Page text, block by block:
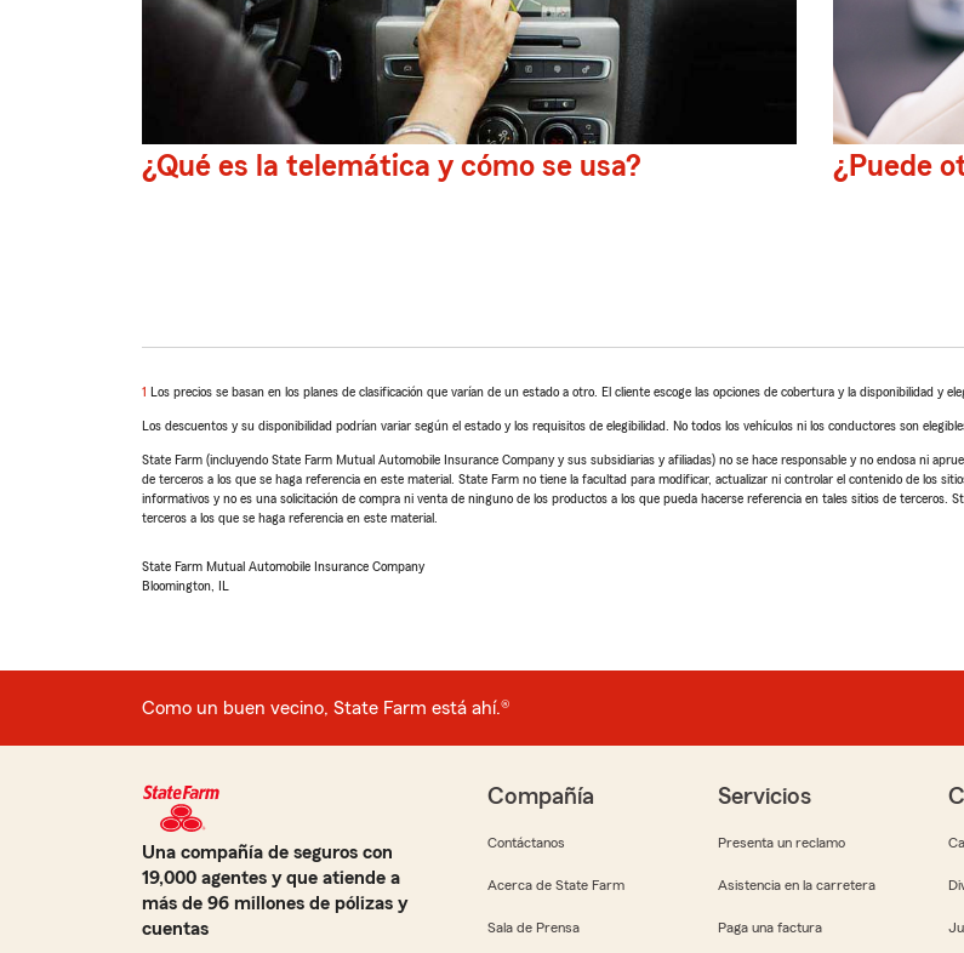
¿Qué es la telemática y cómo se usa? ¿Puede
1 Los precios se basan en los planes de clasificación que varían de un estado a otro. El cliente escoge las opciones de cobertura y la disponibilidad y
Los descuentos y su disponibilidad podrían variar según el estado y los requisitos de elegibilidad. No todos los vehículos ni los conductores son
State Farm (incluyendo State Farm Mutual Automobile Insurance Company y sus subsidiarias y afiliadas) no se hace responsable y no endosa ni
de terceros a los que se haga referencia en este material. State Farm no tiene la facultad para modificar, actualizar ni controlar el contenido de los
informativos y no es una solicitación de compra ni venta de ninguno de los productos a los que pueda hacerse referencia en tales sitios de terceros.
terceros a los que se haga referencia en este material.
State Farm Mutual Automobile Insurance Company
Bloomington, IL
Como un buen vecino, State Farm está ahí.®
Una compañía de seguros con
19,000 agentes y que atiende a
más de 96 millones de pólizas y
cuentas
Compañía
Contáctanos
Acerca de State Farm
Sala de Prensa
Servicios
Presenta un reclamo
Asistencia en la carretera
Paga una factura